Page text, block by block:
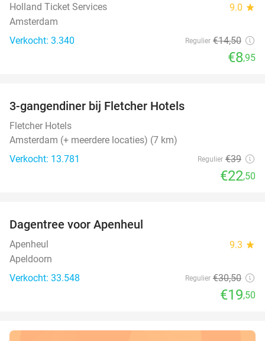
Holland Ticket Services 9.0 star
Amsterdam
Verkocht: 3.340
Regulier €14,50
€8,95
3-gangendiner bij Fletcher Hotels
Fletcher Hotels
Amsterdam (+ meerdere locaties) (7 km)
Verkocht: 13.781
Regulier €39
€22,50
Dagentree voor Apenheul
Apenheul 9.3 star
Apeldoorn
Verkocht: 33.548
Regulier €30,50
€19,50